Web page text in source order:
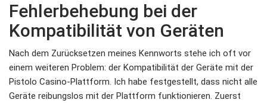
Fehlerbehebung bei der
Kompatibilität von Geräten
Nach dem Zurücksetzen meines Kennworts stehe ich oft vor
einem weiteren Problem: der Kompatibilität der Geräte mit der
Pistolo Casino-Plattform. Ich habe festgestellt, dass nicht alle
Geräte reibungslos mit der Plattform funktionieren. Zuerst